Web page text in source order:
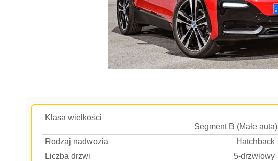
Klasa wielkości
Segment B (Małe auta)
Rodzaj nadwozia
Hatchback
Liczba drzwi
5-drzwiowy